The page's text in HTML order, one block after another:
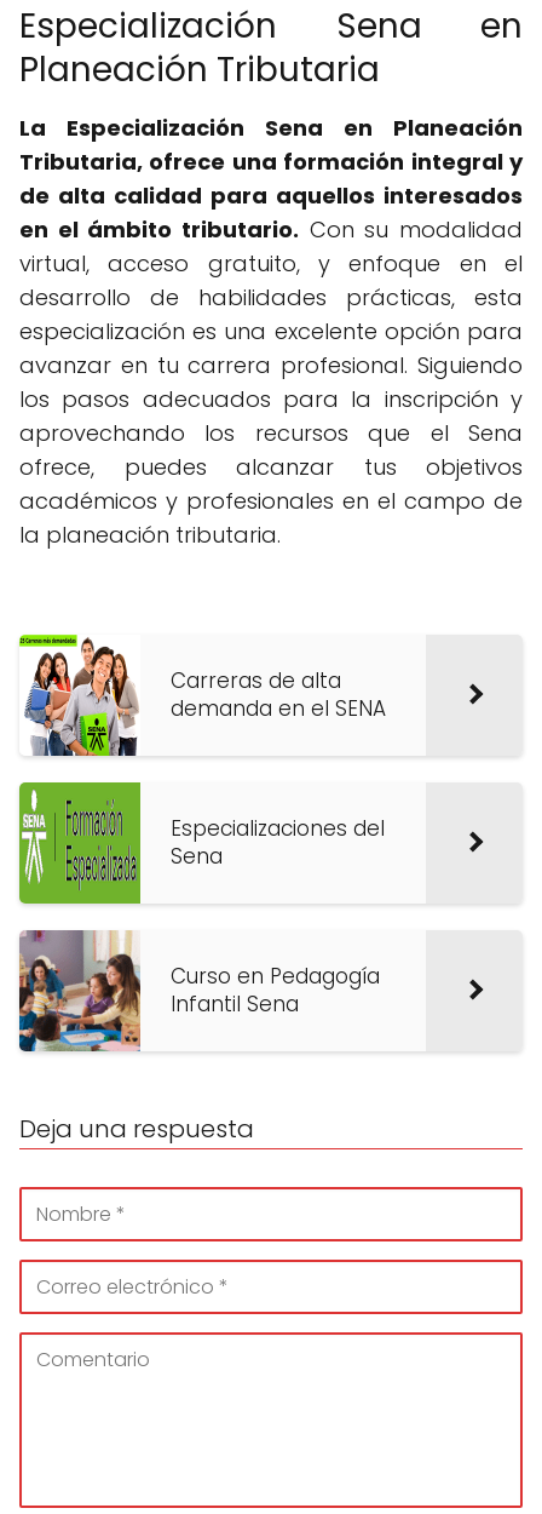
Especialización Sena en
Planeación Tributaria
La Especialización Sena en Planeación
Tributaria, ofrece una formación integral y
de alta calidad para aquellos interesados
en el ámbito tributario. Con su modalidad
virtual, acceso gratuito, y enfoque en el
desarrollo de habilidades prácticas, esta
especialización es una excelente opción para
avanzar en tu carrera profesional. Siguiendo
los pasos adecuados para la inscripción y
aprovechando los recursos que el Sena
ofrece, puedes alcanzar tus objetivos
académicos y profesionales en el campo de
la planeación tributaria.
Carreras de alta
demanda en el SENA
Especializaciones del
Sena
Curso en Pedagogía
Infantil Sena
Deja una respuesta